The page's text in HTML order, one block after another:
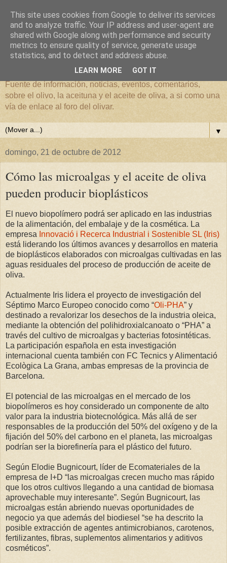
El mundo del Olivar
Fuente de información, noticias, eventos, comentarios,
sobre el olivo, la aceituna y el aceite de oliva, a si como una
vía de enlace al foro del olivar.
▼
domingo, 21 de octubre de 2012
Cómo las microalgas y el aceite de oliva
pueden producir bioplásticos
El nuevo biopolímero podrá ser aplicado en las industrias
de la alimentación, del embalaje y de la cosmética. La
empresa Innovació i Recerca Industrial i Sostenible SL (Iris)
está liderando los últimos avances y desarrollos en materia
de bioplásticos elaborados con microalgas cultivadas en las
aguas residuales del proceso de producción de aceite de
oliva.
Actualmente Iris lidera el proyecto de investigación del
Séptimo Marco Europeo conocido como “Oli-PHA” y
destinado a revalorizar los desechos de la industria oleica,
mediante la obtención del polihidroxialcanoato o “PHA” a
través del cultivo de microalgas y bacterias fotosintéticas.
La participación española en esta investigación
internacional cuenta también con FC Tecnics y Alimentació
Ecològica La Grana, ambas empresas de la provincia de
Barcelona.
El potencial de las microalgas en el mercado de los
biopolímeros es hoy considerado un componente de alto
valor para la industria biotecnológica. Más allá de ser
responsables de la producción del 50% del oxígeno y de la
fijación del 50% del carbono en el planeta, las microalgas
podrían ser la biorefinería para el plástico del futuro.
Según Elodie Bugnicourt, líder de Ecomateriales de la
empresa de I+D “las microalgas crecen mucho mas rápido
que los otros cultivos llegando a una cantidad de biomasa
aprovechable muy interesante”. Según Bugnicourt, las
microalgas están abriendo nuevas oportunidades de
negocio ya que además del biodiesel “se ha descrito la
posible extracción de agentes antimicrobianos, carotenos,
fertilizantes, fibras, suplementos alimentarios y aditivos
cosméticos”.
This site uses cookies from Google to deliver its services
and to analyze traffic. Your IP address and user-agent are
shared with Google along with performance and security
metrics to ensure quality of service, generate usage
statistics, and to detect and address abuse.
LEARN MORE GOT IT